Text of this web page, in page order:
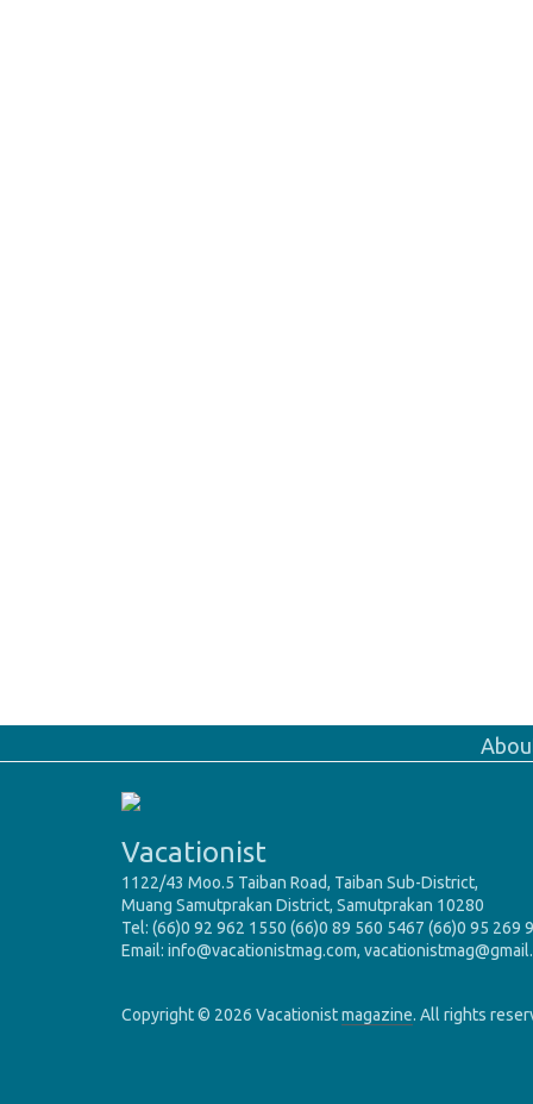
Vacationist
1122/43 Moo.5 Taiban Road, Taiban Sub-District,
Muang Samutprakan District, Samutprakan 10280
Tel: (66)0 92 962 1550 (66)0 89 560 5467 (66)0 95 269
Email: info@vacationistmag.com,
Copyright © 2026 Vacationistmagazine. All rights